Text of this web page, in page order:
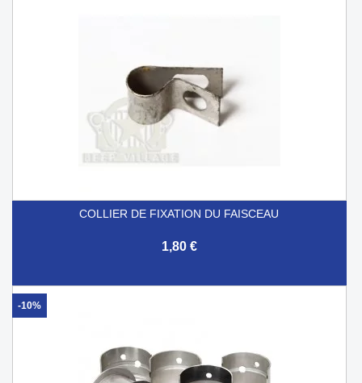
COLLIER DE FIXATION DU FAISCEAU
1,80 €
-10%